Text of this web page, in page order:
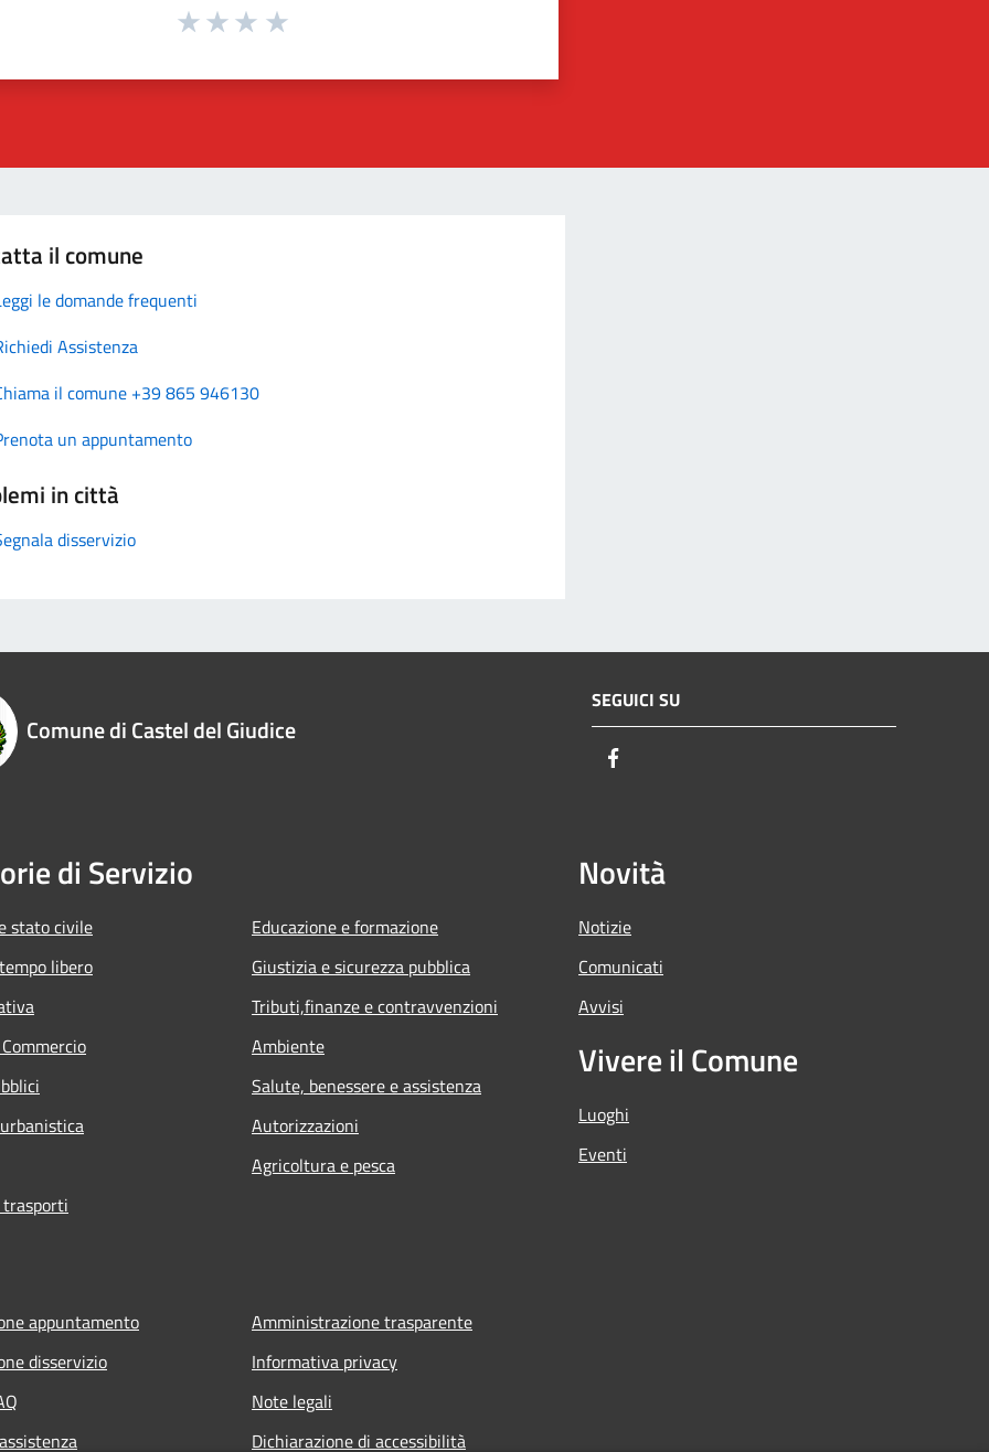
il comune
le domande frequenti
Assistenza
il comune +39 865 946130
un appuntamento
in città
disservizio
Comune di Castel del Giudice
SEGUICI SU
di Servizio
stato civile
libero
Educazione e formazione
Giustizia e sicurezza pubblica
Tributi,finanze e contravvenzioni
Ambiente
Salute, benessere e assistenza
Autorizzazioni
Agricoltura e pesca
Novità
Notizie
Comunicati
Avvisi
Vivere il Comune
Luoghi
Eventi
appuntamento
disservizio
Amministrazione trasparente
Informativa privacy
Note legali
Dichiarazione di accessibilità